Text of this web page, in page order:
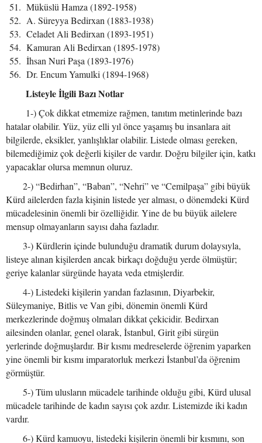
Müküslü Hamza (1892-1958)
A. Süreyya Bedirxan (1883-1938)
Celadet Ali Bedirxan (1893-1951)
Kamuran Ali Bedirxan (1895-1978)
İhsan Nuri Paşa (1893-1976)
Dr. Encum Yamulki (1894-1968)
Listeyle İlgili Bazı Notlar
1-) Çok dikkat etmemize rağmen, tanıtım metinlerinde bazı
hatalar olabilir. Yüz, yüz elli yıl önce yaşamış bu insanlara ait
bilgilerde, eksikler, yanlışlıklar olabilir. Listede olması gereken,
bilemediğimiz çok değerli kişiler de vardır. Doğru bilgiler için, katkı
yapacaklar olursa memnun oluruz.
2-) “Bedirhan”, “Baban”, “Nehri” ve “Cemilpaşa” gibi büyük
Kürd ailelerden fazla kişinin listede yer alması, o dönemdeki Kürd
mücadelesinin önemli bir özelliğidir. Yine de bu büyük ailelere
mensup olmayanların sayısı daha fazladır.
3-) Kürdlerin içinde bulunduğu dramatik durum dolaysıyla,
listeye alınan kişilerden ancak birkaçı doğduğu yerde ölmüştür;
geriye kalanlar sürgünde hayata veda etmişlerdir.
4-) Listedeki kişilerin yarıdan fazlasının, Diyarbekir,
Süleymaniye, Bitlis ve Van gibi, dönemin önemli Kürd
merkezlerinde doğmuş olmaları dikkat çekicidir. Bedirxan
ailesinden olanlar, genel olarak, İstanbul, Girit gibi sürgün
yerlerinde doğmuşlardır. Bir kısmı medreselerde öğrenim yaparken
yine önemli bir kısmı imparatorluk merkezi İstanbul’da öğrenim
görmüştür.
5-) Tüm ulusların mücadele tarihinde olduğu gibi, Kürd ulusal
mücadele tarihinde de kadın sayısı çok azdır. Listemizde iki kadın
vardır.
6-) Kürd kamuoyu, listedeki kişilerin önemli bir kısmını, son